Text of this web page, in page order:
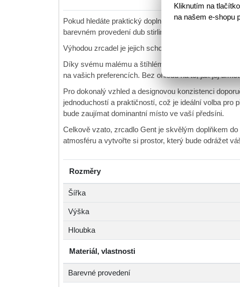
Pokud hledáte praktický doplněk do vaší nově
barevném provedení dub stirling, který mu dodává
Výhodou zrcadel je jejich schopnost opticky zvětšit
Díky svému malému a štíhlému tvaru se zrcadlo
na vašich preferencích. Bez ohledu na to, jak jej
Pro dokonalý vzhled a designovou konzistenci
jednoduchostí a praktičností, což je ideální volba
bude zaujímat dominantní místo ve vaší předsíni.
Celkově vzato, zrcadlo Gent je skvělým doplňkem
atmosféru a vytvořte si prostor, který bude odrážet
Rozměry
Šířka
Výška
Hloubka
Materiál, vlastnosti
Barevné provedení
Kliknutím na
na našem e-shopu